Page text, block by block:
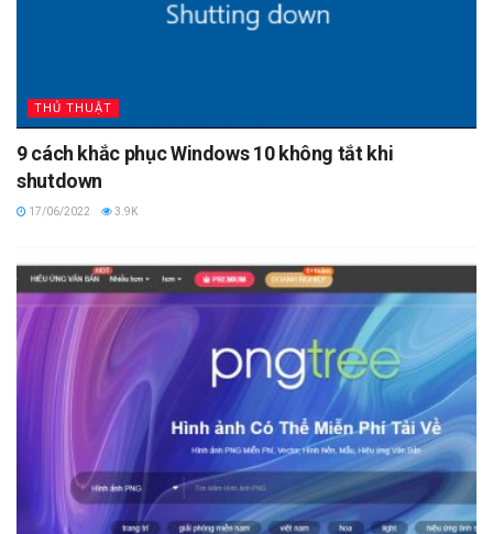
THỦ THUẬT
9 cách khắc phục Windows 10 không tắt khi
shutdown
17/06/2022 3.9K